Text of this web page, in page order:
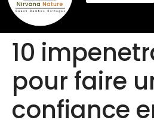
10
pour faire
confiance